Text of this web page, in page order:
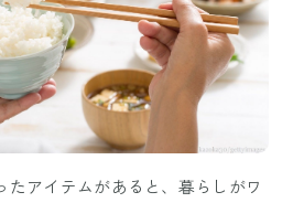
アイテムがあると、暮らしがワ